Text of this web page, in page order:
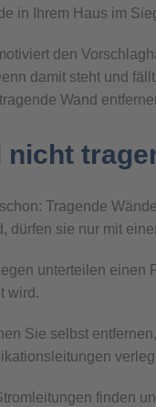
in Ihrem Haus im
den
damit steht und
Wand
nicht
Tragende
dürfen sie nur mit
unterteilen einen
wird.
Sie selbst
finden